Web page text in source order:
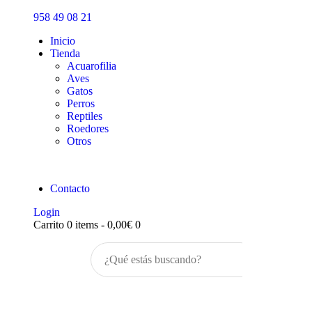
958 49 08 21
Inicio
Tienda
Acuarofilia
Aves
Gatos
Perros
Reptiles
Roedores
Otros
Contacto
Login
Carrito 0 items - 0,00€ 0
Inicio